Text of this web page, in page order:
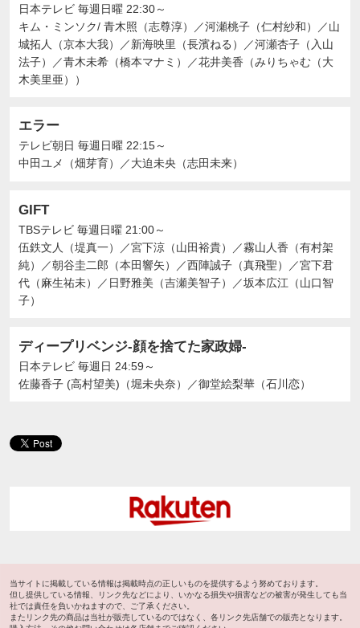
日本テレビ 毎週日曜 22:30～
キム・ミンソク/ 青木照（志尊淳）
／河瀬桃子（仁村紗和） ／山
城拓人（京本大我）
／新海映里（長濱ねる） ／河瀬杏子（入山
法子）
／青木未希（橋本マナミ） ／花井美香（みりちゃむ（大
木美里亜））
エラー
テレビ朝日 毎週日曜 22:15～
中田ユメ（畑芽育）
／大迫未央（志田未来）
GIFT
TBSテレビ 毎週日曜 21:00～
伍鉄文人（堤真一）
／宮下涼（山田裕貴） ／霧山人香（有村架
純）
／朝谷圭二郎（本田響矢） ／西陣誠子（真飛聖） ／宮下君
代（麻生祐未）
／ 日野雅美（吉瀬美智子） ／坂本広江（山口智
子）
ディープリベンジ-顔を捨てた家政婦-
日本テレビ 毎週日 24:59～
佐藤香子 (高村望美)（堀未央奈）
／御堂絵梨華（石川恋）
当サイトに掲載している情報は掲載時点の正しいものを提供するよう努めております。
但し提供している情報、リンク先などにより、いかなる損失や損害などの被害が発生しても当
社では責任を負いかねますので、ご了承ください。
またリンク先の商品は当社が販売しているのではなく、各リンク先店舗での販売となります。